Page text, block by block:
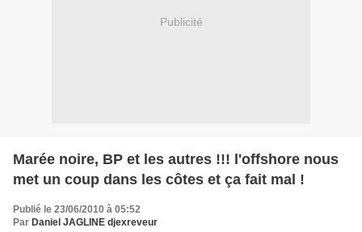
Publicité
Marée noire, BP et les autres !!! l'offshore nous
met un coup dans les côtes et ça fait mal !
Publié le 23/06/2010 à 05:52
Par Daniel JAGLINE djexreveur